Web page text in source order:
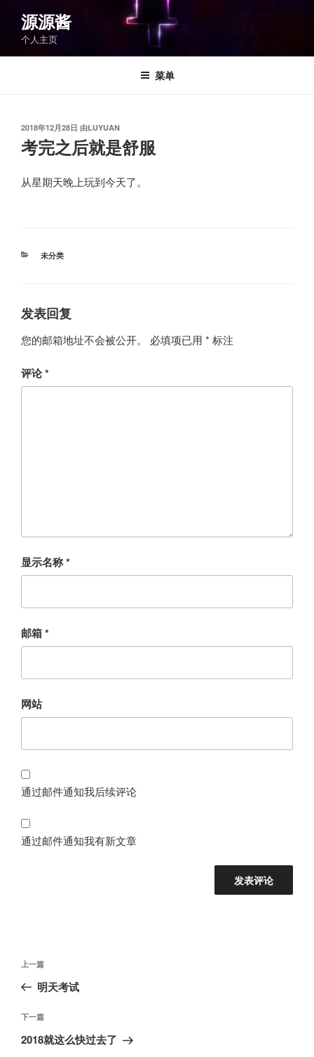
容
源源酱
个人主页
菜单
发
布
于
2018年12月28日 由LUYUAN
考完之后就是舒服
从星期天晚上玩到今天了。
分
未分类
发表回复
您的邮箱地址不会被公开。 必填项已用 * 标注
评论*
显示名称*
邮箱*
网站
通过邮件通知我后续评论
通过邮件通知我有新文章
文
导
航
上
一
文
章
上一篇
明天考试
下
一
下一篇
2018就这么快过去了